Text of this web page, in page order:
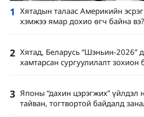
1 Хятадын талаас Америкийн
хэмжээ ямар дохио өгч байна вэ?
2 Хятад, Беларусь “Шэньин-2026”
хамтарсан сургуулилалт зохион
3 Японы “дахин цэрэгжих” үйлдэл
тайван, тогтвортой байдалд